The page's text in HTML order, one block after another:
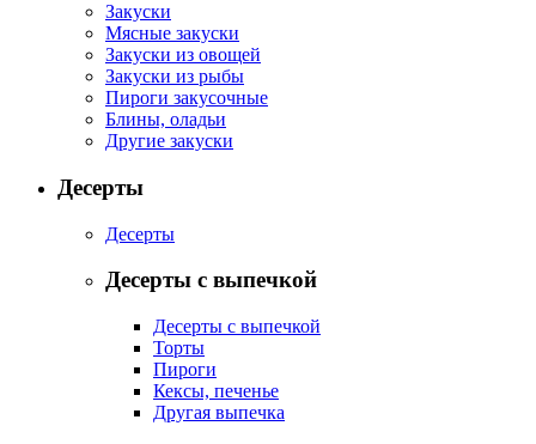
Закуски
Мясные закуски
Закуски из овощей
Закуски из рыбы
Пироги закусочные
Блины, оладьи
Другие закуски
Десерты
Десерты
Десерты с выпечкой
Десерты с выпечкой
Торты
Пироги
Кексы, печенье
Другая выпечка